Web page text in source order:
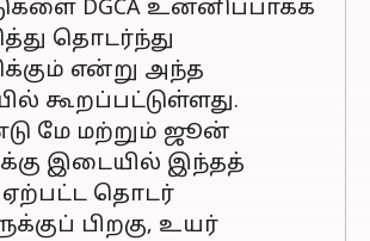
DGCA உன்னிப்பாகக்
தொடர்ந்து
என்று அந்த
கூறப்பட்டுள்ளது.
மே மற்றும் ஜூன்
இடையில் இந்தத்
ஏற்பட்ட தொடர்
பிறகு, உயர்